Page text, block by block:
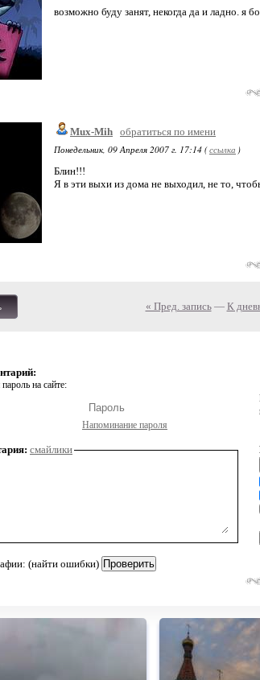
возможно буду занят, некогда да и ладно. я
Mux-Mih обратиться по имени
Понедельник, 09 Апреля 2007 г. 17:14 (ссылка )
Блин!!!
Я в эти выхи из дома не выходил, не то,
« Пред. запись— К
на сайте:
Напоминание пароля
смайлики
(найти ошибки)